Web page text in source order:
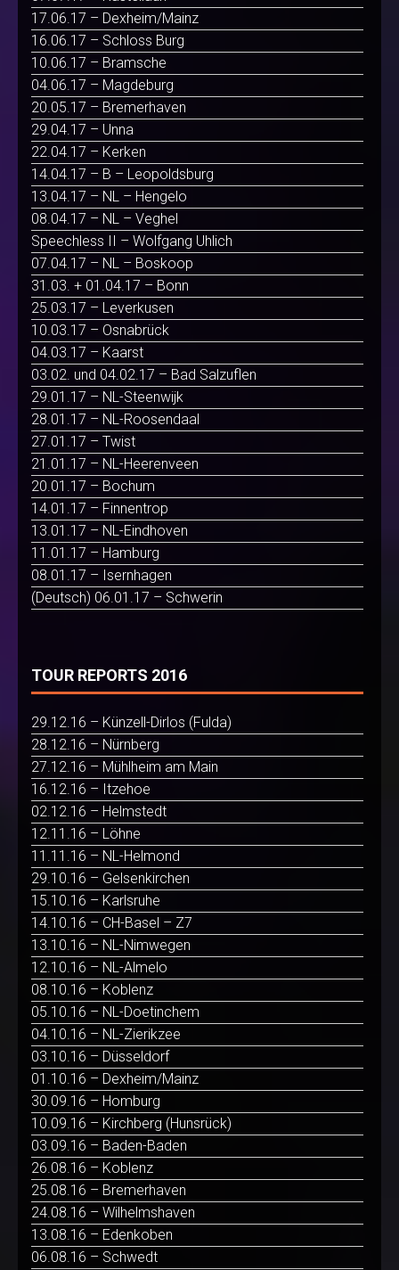
17.06.17 – Dexheim/Mainz
16.06.17 – Schloss Burg
10.06.17 – Bramsche
04.06.17 – Magdeburg
20.05.17 – Bremerhaven
29.04.17 – Unna
22.04.17 – Kerken
14.04.17 – B – Leopoldsburg
13.04.17 – NL – Hengelo
08.04.17 – NL – Veghel
Speechless II – Wolfgang Uhlich
07.04.17 – NL – Boskoop
31.03. + 01.04.17 – Bonn
25.03.17 – Leverkusen
10.03.17 – Osnabrück
04.03.17 – Kaarst
03.02. und 04.02.17 – Bad Salzuflen
29.01.17 – NL-Steenwijk
28.01.17 – NL-Roosendaal
27.01.17 – Twist
21.01.17 – NL-Heerenveen
20.01.17 – Bochum
14.01.17 – Finnentrop
13.01.17 – NL-Eindhoven
11.01.17 – Hamburg
08.01.17 – Isernhagen
(Deutsch) 06.01.17 – Schwerin
TOUR REPORTS 2016
29.12.16 – Künzell-Dirlos (Fulda)
28.12.16 – Nürnberg
27.12.16 – Mühlheim am Main
16.12.16 – Itzehoe
02.12.16 – Helmstedt
12.11.16 – Löhne
11.11.16 – NL-Helmond
29.10.16 – Gelsenkirchen
15.10.16 – Karlsruhe
14.10.16 – CH-Basel – Z7
13.10.16 – NL-Nimwegen
12.10.16 – NL-Almelo
08.10.16 – Koblenz
05.10.16 – NL-Doetinchem
04.10.16 – NL-Zierikzee
03.10.16 – Düsseldorf
01.10.16 – Dexheim/Mainz
30.09.16 – Homburg
10.09.16 – Kirchberg (Hunsrück)
03.09.16 – Baden-Baden
26.08.16 – Koblenz
25.08.16 – Bremerhaven
24.08.16 – Wilhelmshaven
13.08.16 – Edenkoben
06.08.16 – Schwedt